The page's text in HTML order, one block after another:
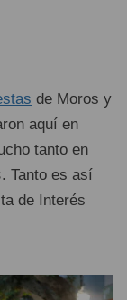
de Moros y
aquí en
tanto en
. Tanto es así
de Interés